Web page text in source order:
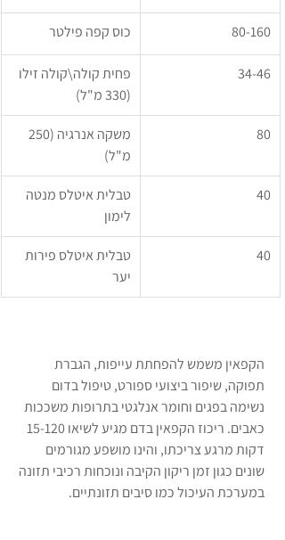
80-160 כוס קפה פילטר
34-46
פחית קולה\קולה זילו
(330 מ"ל)
80
מ"ל)
40
טבלית איטלס מנטה
לימון
40
טבלית איטלס פירות
יער
הקפאין משמש להפחתת עייפות, הגברת
תפוקה, שיפור ביצועי ספורט, טיפול בדום
נשימה בפגים וחומר אנלגטי בתרופות משככות
דקות מרגע צריכתו, והינו מושפע מגורמים
שונים כגון זמן ריקון הקיבה ונוכחות רכיבי תזונה
במערכת העיכול כמו סיבים תזונתיים.